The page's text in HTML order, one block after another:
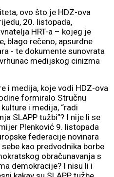
ovo što je HDZ-ova
20. listopada,
HRT-a – kojeg je
blago rečeno, apsurdne
- te dokumente sunovrata
medijskog cinizma
i medija, koje vodi HDZ-ova
formiralo Stručnu
i medija, “radi
SLAPP tužbi”? I nije li se
Plenković 9. listopada
federacije novinara
kao predvodnika borbe
obračunavanja s
demokracije? I nisu li i